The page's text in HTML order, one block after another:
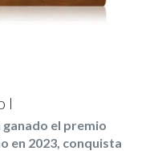
I
ganado el premio
en 2023, conquista